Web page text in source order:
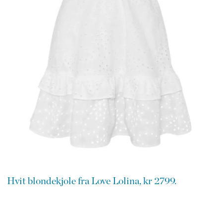
Hvit blondekjole fra Love Lolina, kr 2799.